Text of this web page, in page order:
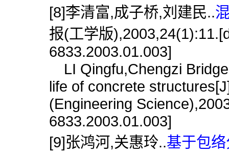
[8]李清富,成子桥,刘建民..
报(工学版
6833.2003.01.003]
LI Qingfu,Chengzi
life of concrete
(Engineering
6833.2003.01.003]
[9]张鸿河,关惠玲..基于包